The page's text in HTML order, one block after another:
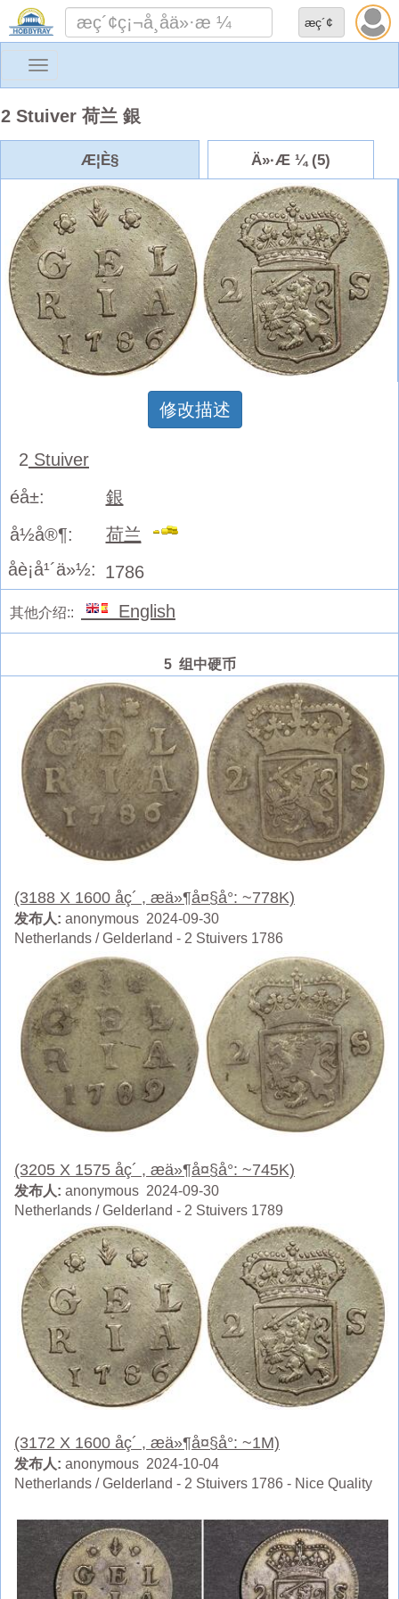
Toggle
2 Stuiver 荷兰 銀
Æ¦È§ Ä»·Æ ¼ (5)
修改描述
2 Stuiver
éå±:
銀
å½å®¶:
荷兰
åè¡å¹´ä»½: 1786
其他介绍:: English
5 组中硬币
(3188 X 1600 åç´ , æä»¶å¤§å°: ~778K)
发布人: anonymous 2024-09-30
Netherlands / Gelderland - 2 Stuivers 1786
(3205 X 1575 åç´ , æä»¶å¤§å°: ~745K)
发布人: anonymous 2024-09-30
Netherlands / Gelderland - 2 Stuivers 1789
(3172 X 1600 åç´ , æä»¶å¤§å°: ~1M)
发布人: anonymous 2024-10-04
Netherlands / Gelderland - 2 Stuivers 1786 - Nice Quality